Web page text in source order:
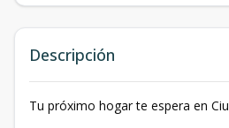
Descripción
Tu próximo hogar te espera en